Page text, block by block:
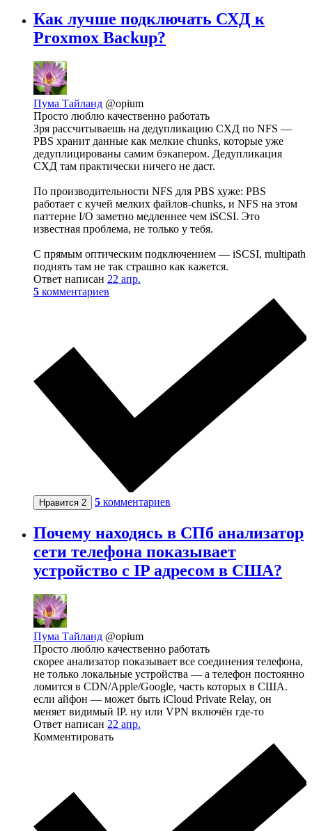
Как лучше подключать СХД к
Proxmox Backup?
Пума Тайланд @opium
Просто люблю качественно работать
Зря рассчитываешь на дедупликацию СХД по NFS —
PBS хранит данные как мелкие chunks, которые уже
дедуплицированы самим бэкапером. Дедупликация
СХД там практически ничего не даст.
По производительности NFS для PBS хуже: PBS
работает с кучей мелких файлов-chunks, и NFS на этом
паттерне I/O заметно медленнее чем iSCSI. Это
известная проблема, не только у тебя.
С прямым оптическим подключением — iSCSI, multipath
поднять там не так страшно как кажется.
Ответ написан 22 апр.
5 комментариев
Нравится 2 5 комментариев
Почему находясь в СПб анализатор
сети телефона показывает
устройство с IP адресом в США?
Пума Тайланд @opium
Просто люблю качественно работать
скорее анализатор показывает все соединения телефона,
не только локальные устройства — а телефон постоянно
ломится в CDN/Apple/Google, часть которых в США.
если айфон — может быть iCloud Private Relay, он
меняет видимый IP. ну или VPN включён где-то
Ответ написан 22 апр.
Комментировать